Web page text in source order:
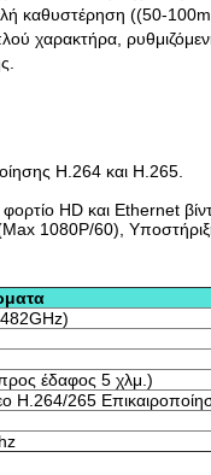
καθυστέρηση ((50-
χαρακτήρα,
H.264 και H.265.
HD και Ethernet
1080P/60),
έδαφος 5 χλμ.)
H.264/265